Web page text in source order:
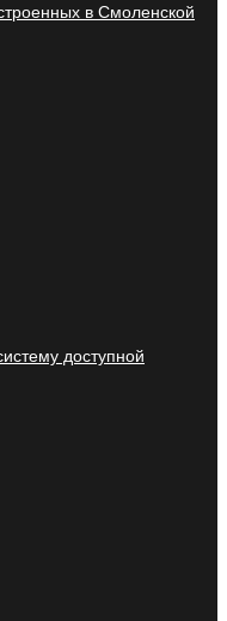
в Смоленской
доступной